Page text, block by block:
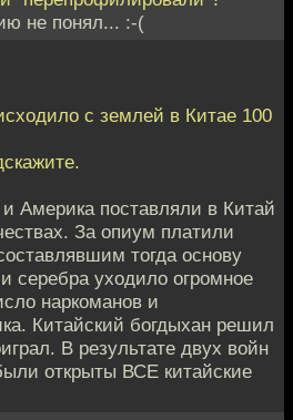
не понял... :-(
с землей в Китае 100
Америка поставляли в Китай
За опиум платили
тогда основу
серебра уходило огромное
наркоманов и
Китайский богдыхан решил
В результате двух войн
открыты ВСЕ китайские